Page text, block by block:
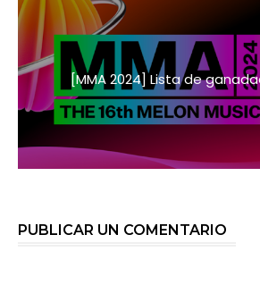
[MMA 2024] Lista de
PUBLICAR UN COMENTARIO